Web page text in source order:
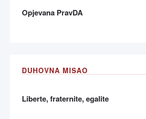
Opjevana PravDA
DUHOVNA MISAO
Liberte, fraternite, egalite